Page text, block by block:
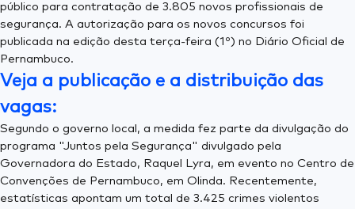
público para contratação de 3.805 novos profissionais de
segurança. A autorização para os novos concursos foi
publicada na edição desta terça-feira (1º) no Diário Oficial de
Pernambuco.
Veja a publicação e a distribuição das
vagas:
Segundo o governo local, a medida fez parte da divulgação do
programa "Juntos pela Segurança" divulgado pela
Governadora do Estado, Raquel Lyra, em evento no Centro de
Convenções de Pernambuco, em Olinda. Recentemente,
estatísticas apontam um total de 3.425 crimes violentos